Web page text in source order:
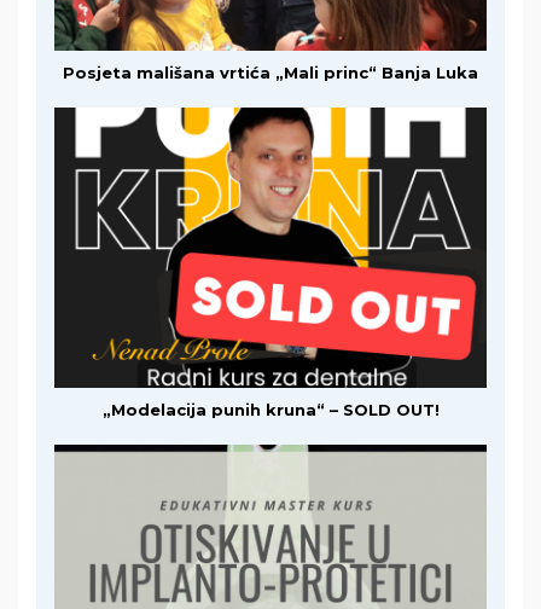
Posjeta mališana vrtića „Mali princ“ Banja Luka
„Modelacija punih kruna“ – SOLD OUT!